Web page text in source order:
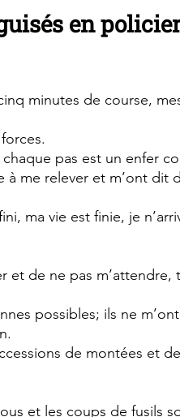
en
minutes de course,
pas est un enfer
à me relever et m’ont dit
ma vie est finie, je
et de ne pas m’attendre,
possibles; ils ne
de montées et
et les coups de fusils